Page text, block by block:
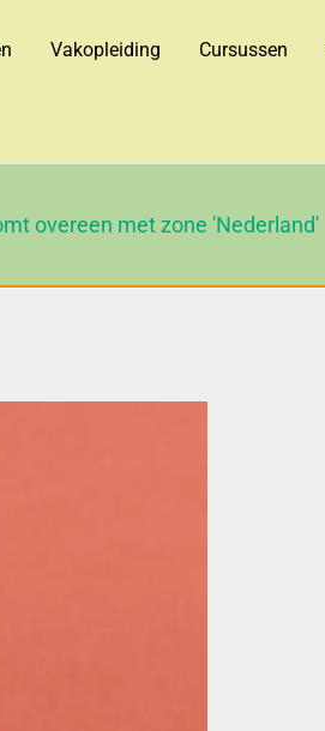
Vakopleiding Cursussen
overeen met zone 'Nederland'